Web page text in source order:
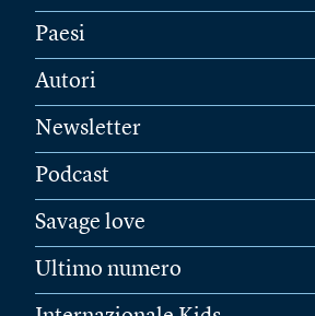
Paesi
Autori
Newsletter
Podcast
Savage love
Ultimo numero